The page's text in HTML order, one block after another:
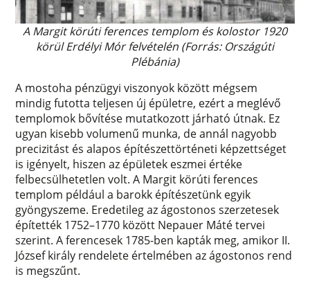
A Margit körúti ferences templom és kolostor 1920
körül Erdélyi Mór felvételén (Forrás: Országúti
Plébánia)
A mostoha pénzügyi viszonyok között mégsem
mindig futotta teljesen új épületre, ezért a meglévő
templomok bővítése mutatkozott járható útnak. Ez
ugyan kisebb volumenű munka, de annál nagyobb
precizitást és alapos építészettörténeti képzettséget
is igényelt, hiszen az épületek eszmei értéke
felbecsülhetetlen volt. A Margit körúti ferences
templom például a barokk építészetünk egyik
gyöngyszeme. Eredetileg az ágostonos szerzetesek
építették 1752–1770 között Nepauer Máté tervei
szerint. A ferencesek 1785-ben kapták meg, amikor II.
József király rendelete értelmében az ágostonos rend
is megszűnt.